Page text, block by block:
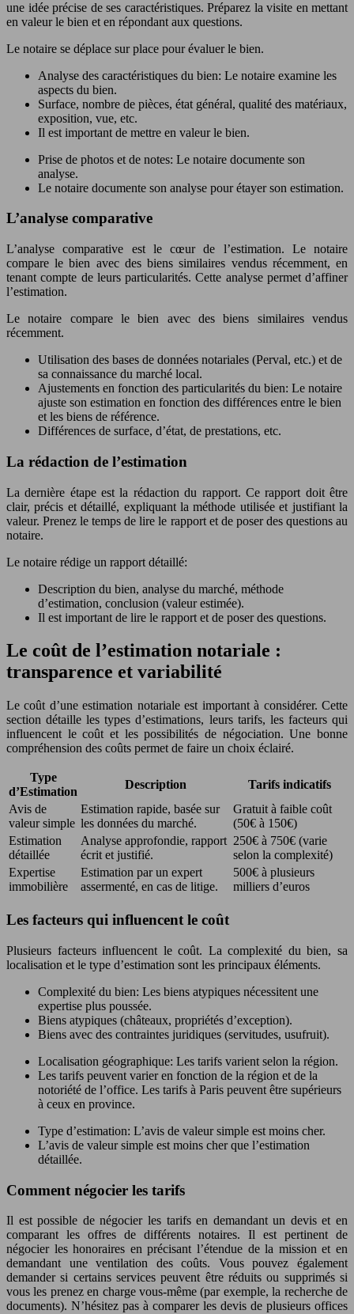
une idée précise de ses caractéristiques. Préparez la visite en mettant
en valeur le bien et en répondant aux questions.
Le notaire se déplace sur place pour évaluer le bien.
Analyse des caractéristiques du bien: Le notaire examine les
aspects du bien.
Surface, nombre de pièces, état général, qualité des matériaux,
exposition, vue, etc.
Il est important de mettre en valeur le bien.
Prise de photos et de notes: Le notaire documente son
analyse.
Le notaire documente son analyse pour étayer son estimation.
L’analyse comparative
L’analyse comparative est le cœur de l’estimation. Le notaire
compare le bien avec des biens similaires vendus récemment, en
tenant compte de leurs particularités. Cette analyse permet d’affiner
l’estimation.
Le notaire compare le bien avec des biens similaires vendus
récemment.
Utilisation des bases de données notariales (Perval, etc.) et de
sa connaissance du marché local.
Ajustements en fonction des particularités du bien: Le notaire
ajuste son estimation en fonction des différences entre le bien
et les biens de référence.
Différences de surface, d’état, de prestations, etc.
La rédaction de l’estimation
La dernière étape est la rédaction du rapport. Ce rapport doit être
clair, précis et détaillé, expliquant la méthode utilisée et justifiant la
valeur. Prenez le temps de lire le rapport et de poser des questions au
notaire.
Le notaire rédige un rapport détaillé:
Description du bien, analyse du marché, méthode
d’estimation, conclusion (valeur estimée).
Il est important de lire le rapport et de poser des questions.
Le coût de l’estimation notariale :
transparence et variabilité
Le coût d’une estimation notariale est important à considérer. Cette
section détaille les types d’estimations, leurs tarifs, les facteurs qui
influencent le coût et les possibilités de négociation. Une bonne
compréhension des coûts permet de faire un choix éclairé.
Type
d’Estimation
Description
Tarifs indicatifs
Avis de
valeur simple
Estimation rapide, basée sur
les données du marché.
Gratuit à faible coût
(50€ à 150€)
Estimation
détaillée
Analyse approfondie, rapport
écrit et justifié.
250€ à 750€ (varie
selon la complexité)
Expertise
immobilière
Estimation par un expert
assermenté, en cas de litige.
500€ à plusieurs
milliers d’euros
Les facteurs qui influencent le coût
Plusieurs facteurs influencent le coût. La complexité du bien, sa
localisation et le type d’estimation sont les principaux éléments.
Complexité du bien: Les biens atypiques nécessitent une
expertise plus poussée.
Biens atypiques (châteaux, propriétés d’exception).
Biens avec des contraintes juridiques (servitudes, usufruit).
Localisation géographique: Les tarifs varient selon la région.
Les tarifs peuvent varier en fonction de la région et de la
notoriété de l’office. Les tarifs à Paris peuvent être supérieurs
à ceux en province.
Type d’estimation: L’avis de valeur simple est moins cher.
L’avis de valeur simple est moins cher que l’estimation
détaillée.
Comment négocier les tarifs
Il est possible de négocier les tarifs en demandant un devis et en
comparant les offres de différents notaires. Il est pertinent de
négocier les honoraires en précisant l’étendue de la mission et en
demandant une ventilation des coûts. Vous pouvez également
demander si certains services peuvent être réduits ou supprimés si
vous les prenez en charge vous-même (par exemple, la recherche de
documents). N’hésitez pas à comparer les devis de plusieurs offices